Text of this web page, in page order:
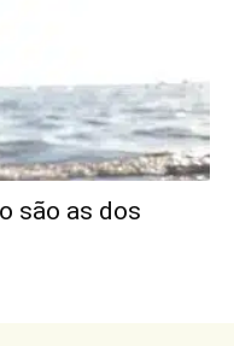
são as dos